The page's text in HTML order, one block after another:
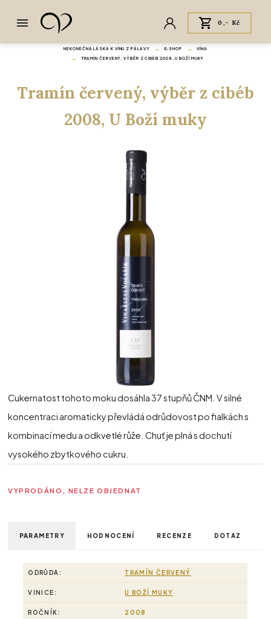
0,- Kč
NEKONEČNÁ LÁSKA K VÍNU Z PÁLAVY E‑SHOP VÍNA
TRAMÍN ČERVENÝ, VÝBĚR Z CIBÉB 2008, U BOŽÍ MUKY
Tramín červený, výběr z cibéb
2008, U Boží muky
Cukernatost tohoto moku dosáhla 37 stupňů ČNM. V silné
koncentraci aromaticky převládá odrůdovost po fialkách s
kombinací medu a odkvetlé růže. Chuť je plná s dochutí
vysokého zbytkového cukru.
VYPRODÁNO, NELZE OBJEDNAT
PARAMETRY HODNOCENÍ RECENZE DOTAZ
ODRŮDA: TRAMÍN ČERVENÝ
VINICE: U BOŽÍ MUKY
ROČNÍK: 2008